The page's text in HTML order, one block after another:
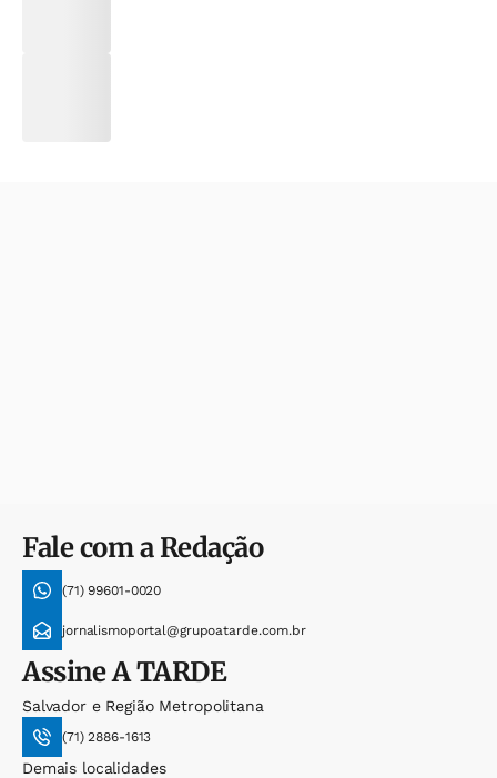
Fale com a Redação
(71) 99601-0020
jornalismoportal@grupoatarde.com.br
AssineA TARDE
Salvador e Região Metropolitana
(71) 2886-1613
Demais localidades